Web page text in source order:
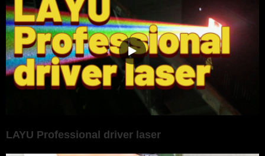
LAYU Professional driver laser